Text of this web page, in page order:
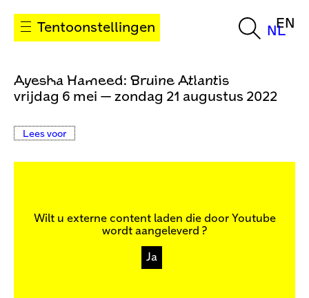
Tentoonstellingen NL
EN
Ayesha Hameed: Bruine Atlantis
vrijdag 6 mei — zondag 21 augustus 2022
Lees voor
Wilt u externe content laden die door Youtube
wordt aangeleverd ?
Ja